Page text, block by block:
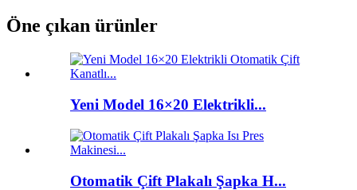
Öne çıkan ürünler
Yeni Model 16×20 Elektrikli...
Otomatik Çift Plakalı Şapka H...